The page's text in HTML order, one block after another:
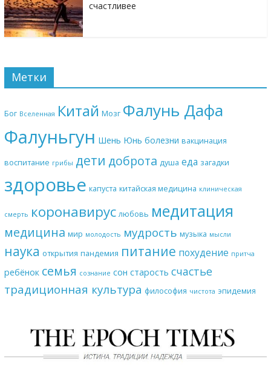
счастливее
Метки
Бог Вселенная Китай Мозг Фалунь Дафа
Фалуньгун Шень Юнь болезни вакцинация
воспитание грибы дети доброта душа еда загадки
здоровье капуста китайская медицина клиническая
смерть коронавирус любовь медитация
медицина мир молодость мудрость музыка мысли
наука открытия пандемия питание похудение притча
ребёнок семья сознание сон старость счастье
традиционная культура философия чистота эпидемия